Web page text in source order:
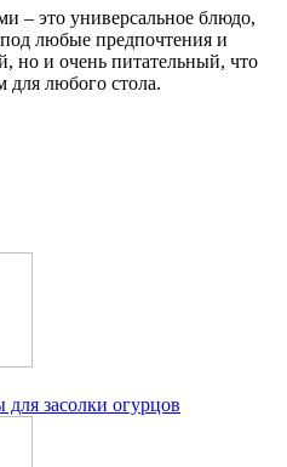
– это универсальное блюдо,
любые предпочтения и
но и очень питательный, что
для любого стола.
засолки огурцов